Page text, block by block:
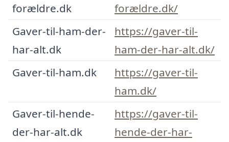
forældre.dk
forældre.dk/
Gaver-til-ham-der-
har-alt.dk
https://gaver-til-
ham-der-har-alt.dk/
Gaver-til-ham.dk
https://gaver-til-
ham.dk/
Gaver-til-hende-
der-har-alt.dk
https://gaver-til-
hende-der-har-